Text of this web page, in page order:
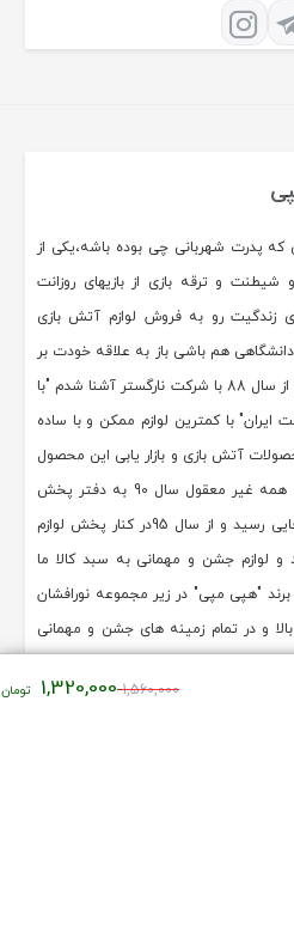
1,560,000قیمت
1,320,000
که پدرت شهربانی چی بوده باشه،یکی از
و ترقه بازی از بازیهای روزانت
زندگیت رو به فروش لوازم آتش بازی
هم باشی باز به علاقه خودت بر
میگردی. من سعید روحانی هستم از سال 88 با شرکت نارگستر آشنا شدم "با
با کمترین لوازم ممکن و با ساده
آتش بازی و بازار یابی این محصول
کردم.کسب و کار جدید، و به دید همه غیر معقول سال 90 به دفتر پخش
تبدیل شد و در سال 92 به شکوفایی رسید و از سال 95در کنار پخش لوازم
لوازم جشن و مهمانی به سبد کالا ما
با راه اندازی برند "هپی مپی" در زیر مجموعه نورافشان
و در تمام زمینه های جشن و مهمانی
تولد در کنار پخش گسترده لوازم آتش
عزیز می باشد. تلفن همراه مستقیم